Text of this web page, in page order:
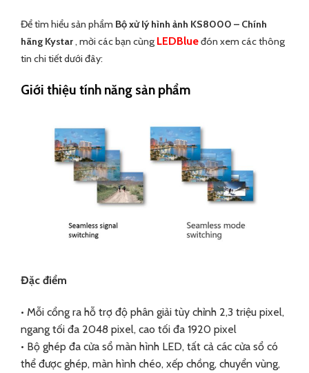
Để tìm hiểu sản phẩm Bộ xử lý hình ảnh KS8000 – Chính
hãng Kystar, mời các bạn cùng LEDBlueđón xem các thông
tin chi tiết dưới đây:
Giới thiệu tính năng sản phẩm
Đặc điểm
• Mỗi cổng ra hỗ trợ độ phân giải tùy chỉnh 2,3 triệu pixel,
ngang tối đa 2048 pixel, cao tối đa 1920 pixel
• Bộ ghép đa cửa sổ màn hình LED, tất cả các cửa sổ có
thể được ghép, màn hình chéo, xếp chồng, chuyển vùng,